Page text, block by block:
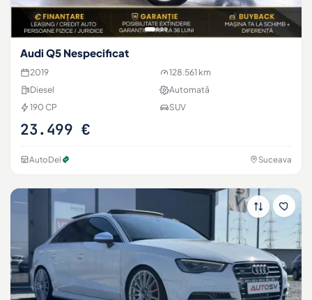
Audi Q5 Nespecificat
2019
128.561 km
Diesel
Automată
190 CP
SUV
23.499 €
AutoDel Suceava